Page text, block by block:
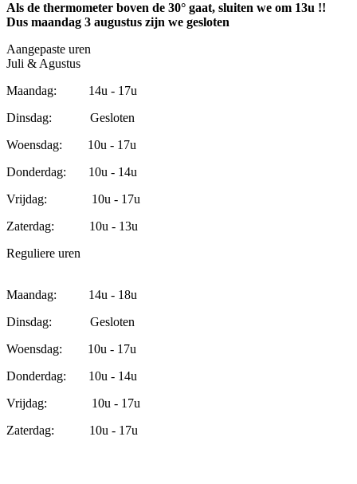
Als de thermometer boven de 30° gaat, sluiten we om 13u !!
Dus maandag 3 augustus zijn we gesloten
Aangepaste uren
Juli & Agustus
Maandag: 14u - 17u
Dinsdag: Gesloten
Woensdag: 10u - 17u
Donderdag: 10u - 14u
Vrijdag: 10u - 17u
Zaterdag: 10u - 13u
Reguliere uren
Maandag: 14u - 18u
Dinsdag: Gesloten
Woensdag: 10u - 17u
Donderdag: 10u - 14u
Vrijdag: 10u - 17u
Zaterdag: 10u - 17u